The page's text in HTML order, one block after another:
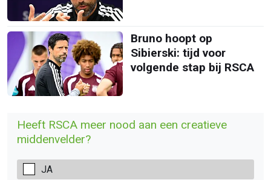
Bruno hoopt op
Sibierski: tijd voor
volgende stap bij RSCA
Heeft RSCA meer nood aan een creatieve
middenvelder?
JA